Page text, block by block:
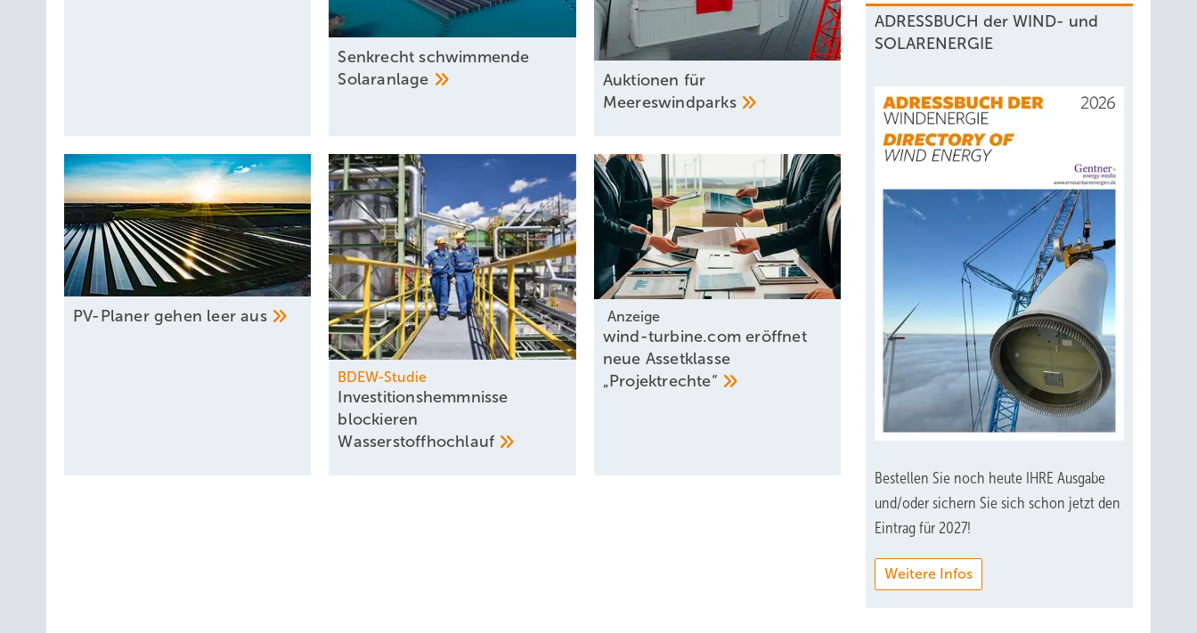
Senkrecht schwimmende
Solaranlage
Auktionen für
Meereswindparks
PV-Planer gehen leeraus
BDEW-Studie
Investitionshemmnisse
blockieren
­Wasserstoffhochlauf
Anzeige
wind-turbine.com eröffnet
neue Assetklasse
„Projektrechte“
ADRESSBUCH der WIND- und
SOLARENERGIE
Bestellen Sie noch heute IHRE Ausgabe
und/oder sichern Sie sich schon jetzt den
Eintrag für 2027!
Weitere Infos